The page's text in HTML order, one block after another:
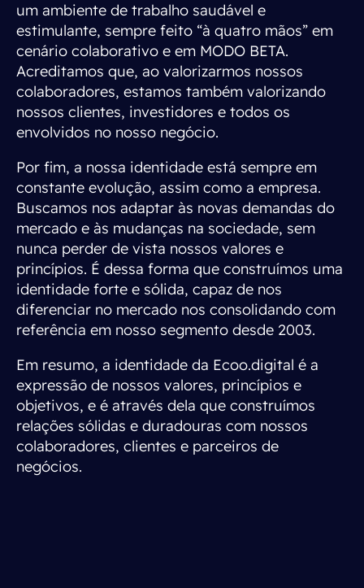
um ambiente de trabalho saudável e
estimulante, sempre feito “à quatro mãos” em
cenário colaborativo e em MODO BETA.
Acreditamos que, ao valorizarmos nossos
colaboradores, estamos também valorizando
nossos clientes, investidores e todos os
envolvidos no nosso negócio.
Por fim, a nossa identidade está sempre em
constante evolução, assim como a empresa.
Buscamos nos adaptar às novas demandas do
mercado e às mudanças na sociedade, sem
nunca perder de vista nossos valores e
princípios. É dessa forma que construímos uma
identidade forte e sólida, capaz de nos
diferenciar no mercado nos consolidando com
referência em nosso segmento desde 2003.
Em resumo, a identidade da Ecoo.digital é a
expressão de nossos valores, princípios e
objetivos, e é através dela que construímos
relações sólidas e duradouras com nossos
colaboradores, clientes e parceiros de
negócios.